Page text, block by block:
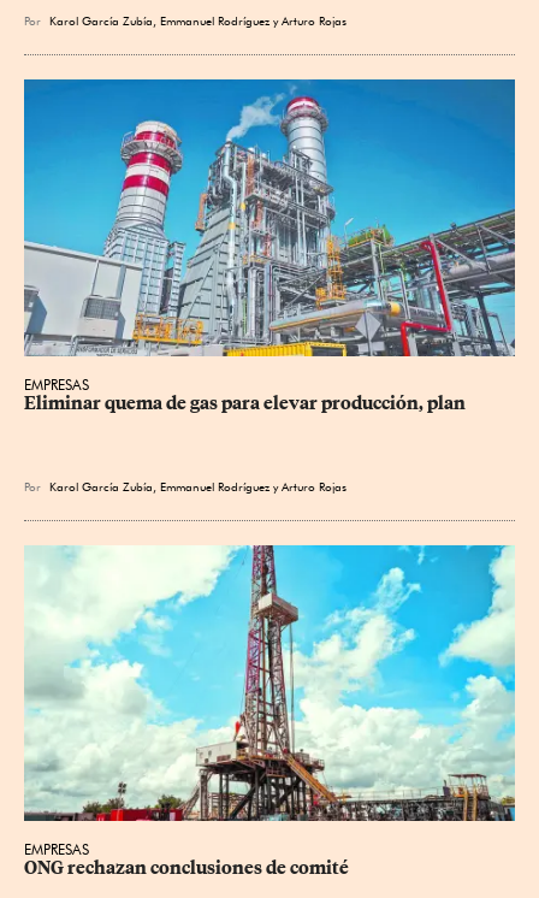
Por Karol García Zubía, Emmanuel Rodríguez yArturo Rojas
EMPRESAS
Eliminar quema de gas para elevar producción, plan
Por Karol García Zubía Emmanuel Rodríguez yArturo Rojas
EMPRESAS
ONG rechazan conclusiones de comité